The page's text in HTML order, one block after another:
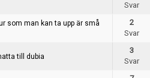
Svar
som man kan ta upp är små
2
Svar
till dubia
3
Svar